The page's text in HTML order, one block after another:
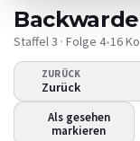
Dieses Video
Staffel 3 · Folge 4•16
ZURÜCK
Zurück
Als gesehen
markieren